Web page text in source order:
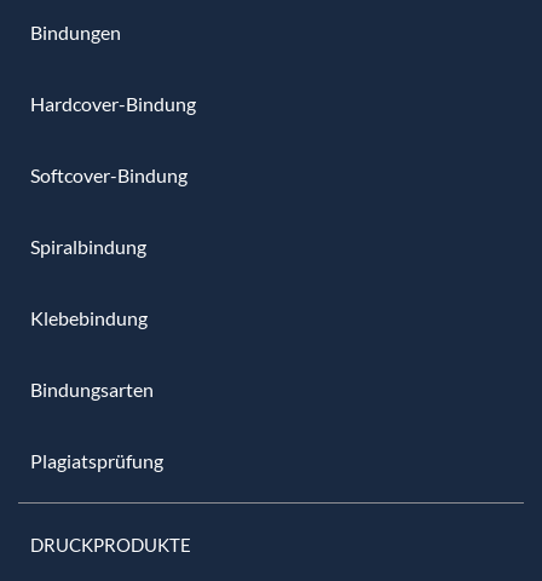
Bindungen
Hardcover-Bindung
Softcover-Bindung
Spiralbindung
Klebebindung
Bindungsarten
Plagiatsprüfung
DRUCKPRODUKTE